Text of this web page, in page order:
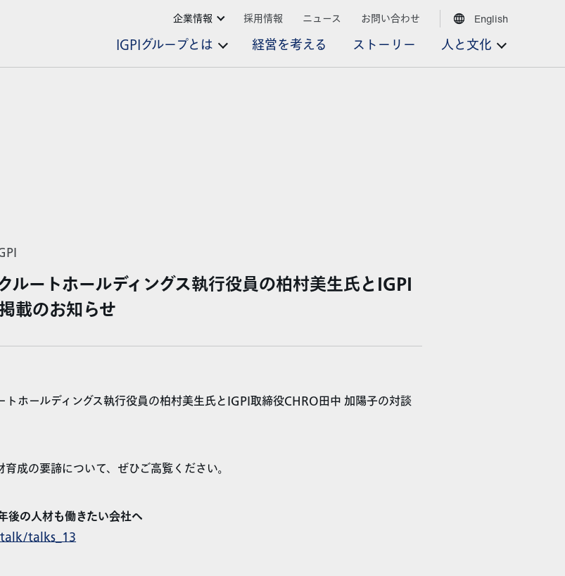
IGPIグループとは 経営を考える ストーリー 人と文化
企業情報 採用情報 ニュース お問い合わせ English
ルートホールディングス執行役員の柏村美生氏とIGPI
載のお知らせ
トホールディングス執行役員の柏村美生氏とIGPI取締役CHRO田中 加陽子の対談
成の要諦について、ぜひご高覧ください。
後の人材も働きたい会社へ
talks_13